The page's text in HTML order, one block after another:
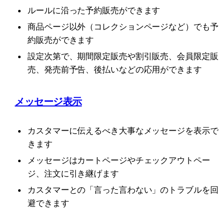
ルールに沿った予約販売ができます
商品ページ以外（コレクションページなど）でも予
約販売ができます
設定次第で、期間限定販売や割引販売、会員限定販
売、発売前予告、後払いなどの応用ができます
メッセージ表示
カスタマーに伝えるべき大事なメッセージを表示で
きます
メッセージはカートページやチェックアウトペー
ジ、注文に引き継げます
カスタマーとの「言った言わない」のトラブルを回
避できます